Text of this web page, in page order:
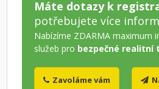
veškerými detaily,
jakých dalších věcech byste
rezervační smlouvy? Víte,
rezervační zálohu nebo co se
Máte dotazy k
potřebujete více
Nabízíme ZDARMA maximum
služeb pro bezpečné realitní
Zavoláme vám